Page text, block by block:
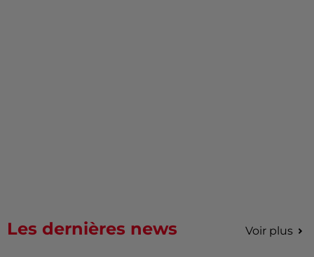
Les dernières news Voir plus